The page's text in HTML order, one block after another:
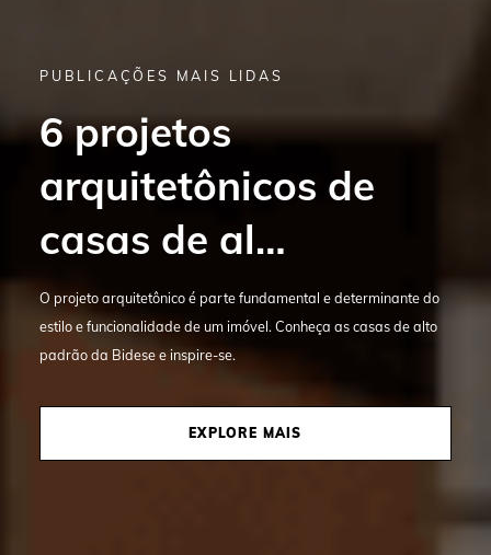
PUBLICAÇÕES MAIS LIDAS
6 projetos
arquitetônicos de
casas de al…
O projeto arquitetônico é parte fundamental e determinante do
estilo e funcionalidade de um imóvel. Conheça as casas de alto
padrão da Bidese e inspire-se.
EXPLORE MAIS
PUBLICAÇÕES MAIS LIDAS
Com a mão na
massa: confira como
funcion…
A obra cinza é a base do empreendimento e define qualidade,
durabilidade e desempenho desde as primeiras etapas da
construção.
EXPLORE MAIS